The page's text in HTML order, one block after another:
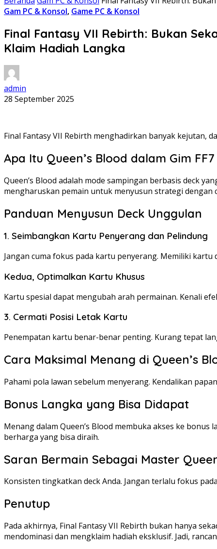
Gam PC & Konsol, Game PC & Konsol
Final Fantasy VII Rebirth: Bukan
Klaim Hadiah Langka
admin
28 September 2025
Final Fantasy VII Rebirth menghadirkan banyak kejutan,
Apa Itu Queen’s Blood dalam Gim
Queen’s Blood adalah mode sampingan berbasis deck
mengharuskan pemain untuk menyusun strategi dengan
Panduan Menyusun Deck Unggulan
1. Seimbangkan Kartu Penyerang dan Pelindung
Jangan cuma fokus pada kartu penyerang. Memiliki
Kedua, Optimalkan Kartu Khusus
Kartu spesial dapat mengubah arah permainan. Kenali
3. Cermati Posisi Letak Kartu
Penempatan kartu benar-benar penting. Kurang tepat
Cara Maksimal Menang di Queen’s
Pahami pola lawan sebelum menyerang. Kendalikan
Bonus Langka yang Bisa Didapat
Menang dalam Queen’s Blood membuka akses ke
berharga yang bisa diraih.
Saran Bermain Sebagai Master
Konsisten tingkatkan deck Anda. Jangan terlalu fokus
Penutup
Pada akhirnya, Final Fantasy VII Rebirth bukan hanya
mendominasi dan mengklaim hadiah eksklusif. Jadi,